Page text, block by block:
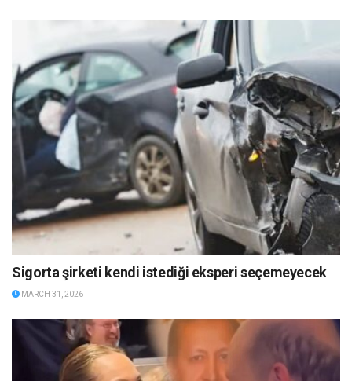
Sigorta şirketi kendi istediği eksperi seçemeyecek
MARCH 31, 2026